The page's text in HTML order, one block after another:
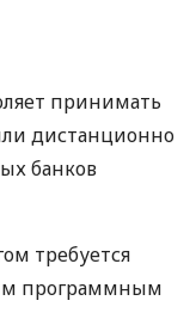
принимать
дистанционно
банков
требуется
программным